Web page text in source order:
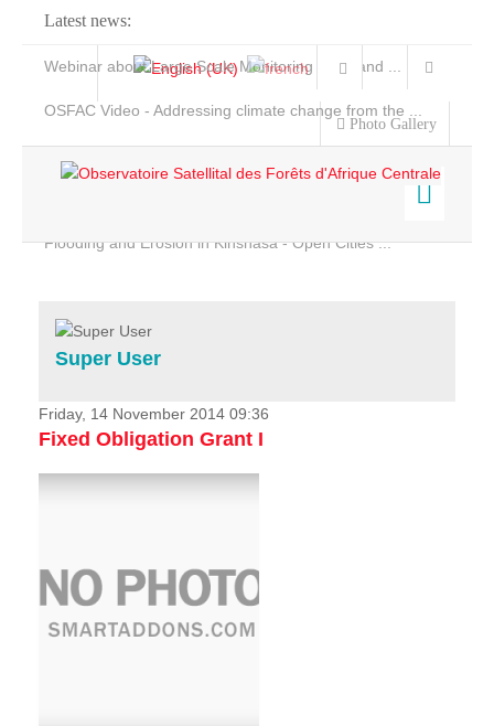
Latest news:
Webinar about Large Scale Monitoring and Land ...
OSFAC Video - Addressing climate change from the ...
Flooding and Erosion in Kinshasa - Open Cities ...
Photo Gallery
Home
Services
Projects
News & Stories
Super User
Friday, 14 November 2014 09:36
Fixed Obligation Grant I